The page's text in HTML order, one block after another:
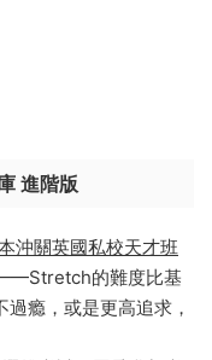
習，難度逐層遞進，
，常識，閱讀，寫作
進階版